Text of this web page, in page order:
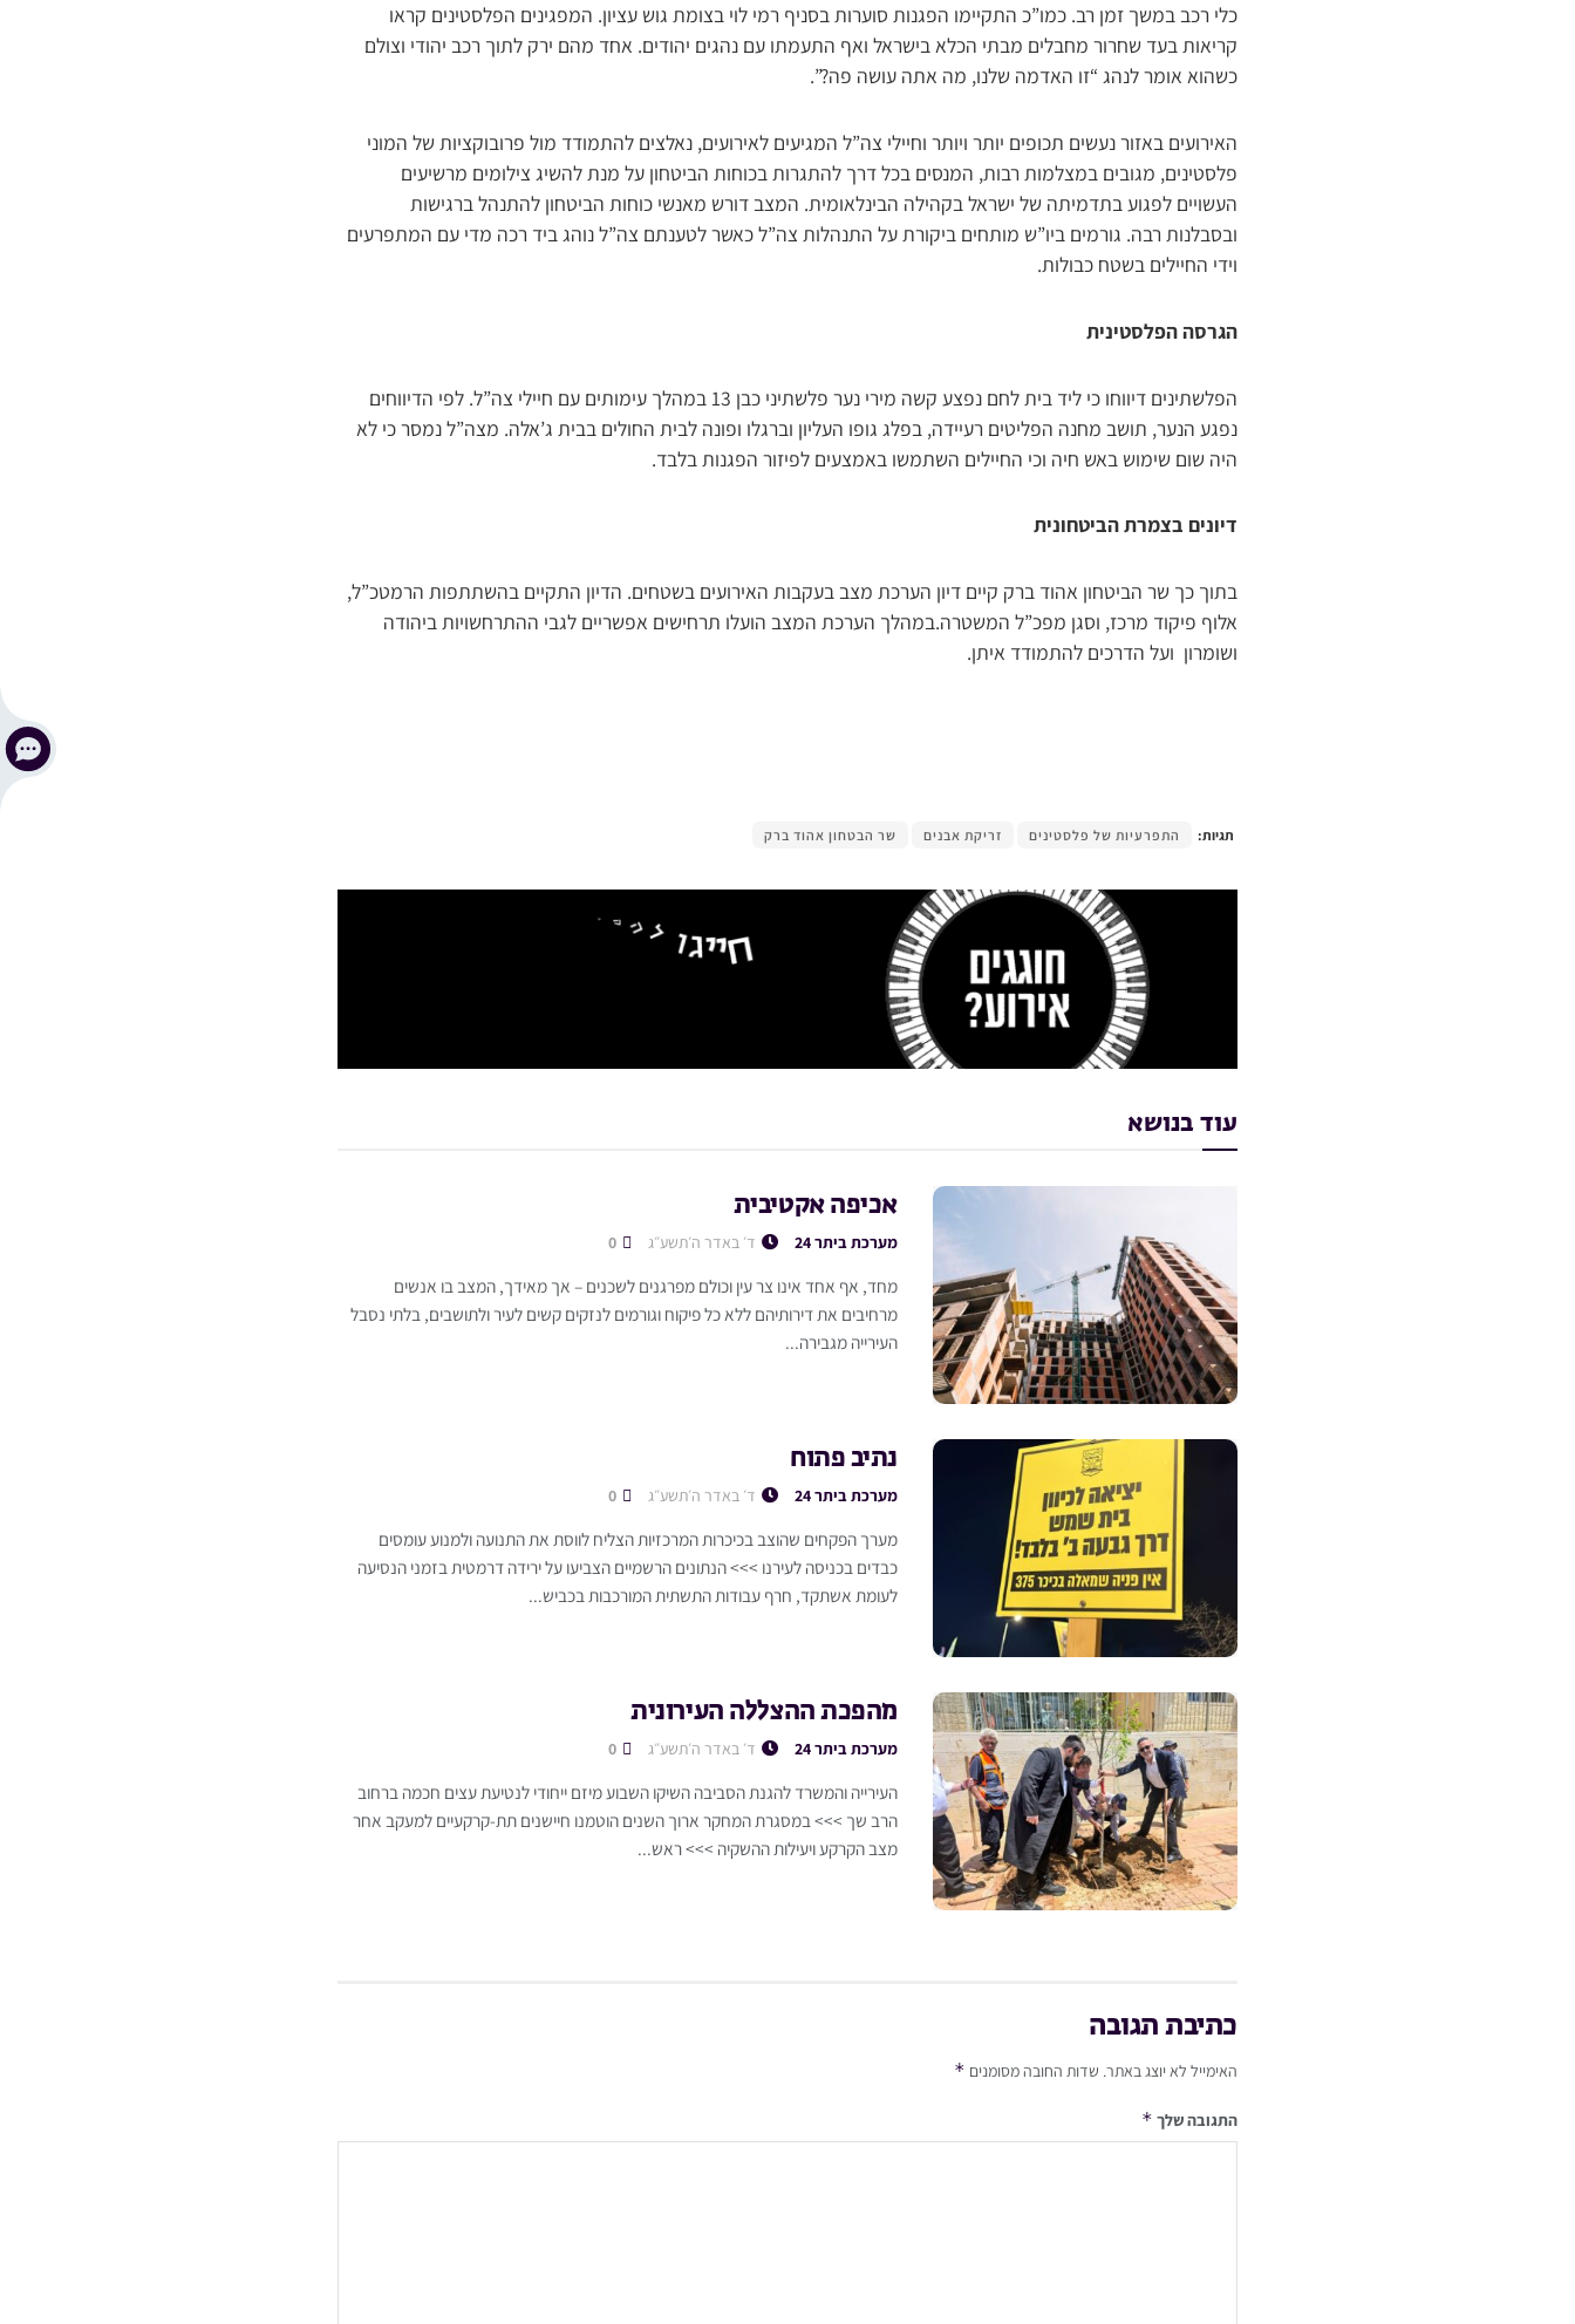
כלי רכב במשך זמן רב. כמו”כ התקיימו הפגנות סוערות בסניף רמי לוי בצומת גוש עציון. המפגינים הפלסטינים קראו
קריאות בעד שחרור מחבלים מבתי הכלא בישראל ואף התעמתו עם נהגים יהודים. אחד מהם ירק לתוך רכב יהודי וצולם
כשהוא אומר לנהג “זו האדמה שלנו, מה אתה עושה פה?”.
האירועים באזור נעשים תכופים יותר ויותר וחיילי צה”ל המגיעים לאירועים, נאלצים להתמודד מול פרובוקציות של המוני
פלסטינים, מגובים במצלמות רבות, המנסים בכל דרך להתגרות בכוחות הביטחון על מנת להשיג צילומים מרשיעים
העשויים לפגוע בתדמיתה של ישראל בקהילה הבינלאומית. המצב דורש מאנשי כוחות הביטחון להתנהל ברגישות
ובסבלנות רבה. גורמים ביו”ש מותחים ביקורת על התנהלות צה”ל כאשר לטענתם צה”ל נוהג ביד רכה מדי עם המתפרעים
וידי החיילים בשטח כבולות.
הגרסה הפלסטינית
הפלשתינים דיווחו כי ליד בית לחם נפצע קשה מירי נער פלשתיני כבן 13 במהלך עימותים עם חיילי צה”ל. לפי הדיווחים
נפגע הנער, תושב מחנה הפליטים רעיידה, בפלג גופו העליון וברגלו ופונה לבית החולים בבית ג’אלה. מצה”ל נמסר כי לא
היה שום שימוש באש חיה וכי החיילים השתמשו באמצעים לפיזור הפגנות בלבד.
דיונים בצמרת הביטחונית
בתוך כך שר הביטחון אהוד ברק קיים דיון הערכת מצב בעקבות האירועים בשטחים. הדיון התקיים בהשתתפות הרמטכ”ל,
אלוף פיקוד מרכז, וסגן מפכ”ל המשטרה.במהלך הערכת המצב הועלו תרחישים אפשריים לגבי ההתרחשויות ביהודה
ושומרון ועל הדרכים להתמודד איתן.
תגיות: התפרעיות של פלסטינים זריקת אבנים שר הבטחון אהוד ברק
עוד בנושא
אכיפה אקטיבית
מערכת ביתר 24 ד׳ באדר ה׳תשע״ג
מחד, אף אחד אינו צר עין וכולם מפרגנים לשכנים – אך מאידך, המצב בו אנשים
מרחיבים את דירותיהם ללא כל פיקוח וגורמים לנזקים קשים לעיר ולתושבים, בלתי נסבל
העירייה מגבירה...
נתיב פתוח
מערכת ביתר 24 ד׳ באדר ה׳תשע״ג
מערך הפקחים שהוצב בכיכרות המרכזיות הצליח לווסת את התנועה ולמנוע עומסים
כבדים בכניסה לעירנו >>> הנתונים הרשמיים הצביעו על ירידה דרמטית בזמני הנסיעה
לעומת אשתקד, חרף עבודות התשתית המורכבות בכביש...
מהפכת ההצללה העירונית
מערכת ביתר 24 ד׳ באדר ה׳תשע״ג
העירייה והמשרד להגנת הסביבה השיקו השבוע מיזם ייחודי לנטיעת עצים חכמה ברחוב
הרב שך >>> במסגרת המחקר ארוך השנים הוטמנו חיישנים תת-קרקעיים למעקב אחר
מצב הקרקע ויעילות ההשקיה >>> ראש...
כתיבת תגובה
האימייל לא יוצג באתר. שדות החובה מסומנים *
התגובה שלך *